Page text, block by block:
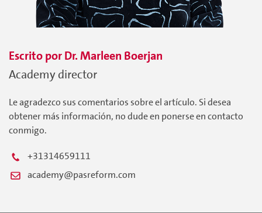
Escrito porDr. Marleen Boerjan
Academy director
Le agradezco sus comentarios sobre el artículo. Si desea
obtener más información, no dude en ponerse en contacto
conmigo.
+31314659111
academy@pasreform.com